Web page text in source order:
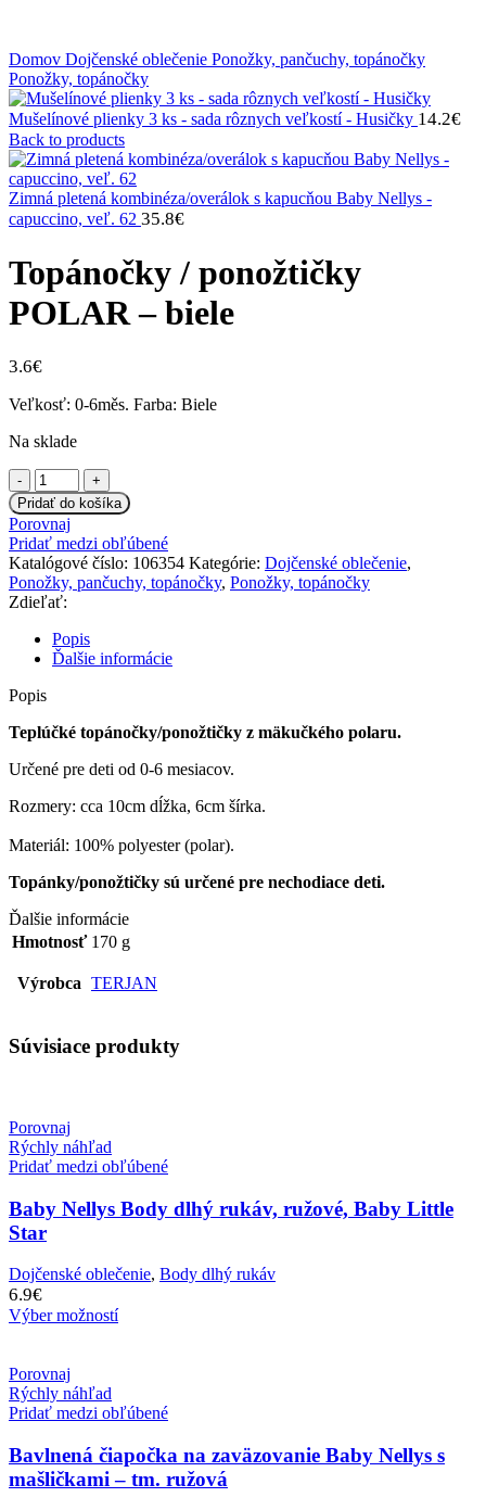
Domov Dojčenské oblečenie Ponožky, pančuchy, topánočky
Ponožky, topánočky
Mušelínové plienky 3 ks - sada rôznych veľkostí - Husičky 14.2€
Back to products
Zimná pletená kombinéza/overálok s kapucňou Baby Nellys -
capuccino, veľ. 62 35.8€
Topánočky / ponožtičky
POLAR – biele
3.6€
Veľkosť: 0-6měs. Farba: Biele
Na sklade
množstvo
Topánočky
/
ponožtičky
POLAR
-
biele
Pridať do košíka
Porovnaj
Pridať medzi obľúbené
Katalógové číslo: 106354 Kategórie: Dojčenské oblečenie,
Ponožky, pančuchy, topánočky, Ponožky, topánočky
Zdieľať:
Popis
Ďalšie informácie
Popis
Teplúčké topánočky/ponožtičky z mäkučkého polaru.
Určené pre deti od 0-6 mesiacov.
Rozmery: cca 10cm dĺžka, 6cm šírka.
Materiál: 100% polyester (polar).
Topánky/ponožtičky sú určené pre nechodiace deti.
Ďalšie informácie
Hmotnosť 170 g
Výrobca TERJAN
Súvisiace produkty
Porovnaj
Rýchly náhľad
Pridať medzi obľúbené
Baby Nellys Body dlhý rukáv, ružové, Baby Little
Star
Dojčenské oblečenie, Body dlhý rukáv
6.9€
Výber možností
Porovnaj
Rýchly náhľad
Pridať medzi obľúbené
Bavlnená čiapočka na zaväzovanie Baby Nellys s
mašličkami – tm. ružová